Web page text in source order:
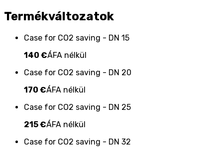
Termékváltozatok
Case for CO2 saving - DN 15
140 €ÁFA nélkül
Case for CO2 saving - DN 20
170 €ÁFA nélkül
Case for CO2 saving - DN 25
215 €ÁFA nélkül
Case for CO2 saving - DN 32